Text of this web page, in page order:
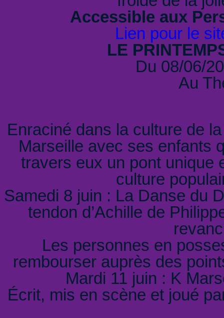
Accessible aux
Lien pour le
LE
Du 08/06/
Au
Enraciné dans la culture de
Marseille avec ses enfants
travers eux un pont unique
culture
Samedi 8 juin : La Danse du
tendon d’Achille de
Les personnes en
rembourser auprès des
Mardi 11 juin : K
Écrit, mis en scène et joué